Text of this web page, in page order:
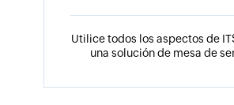
Utilice todos los aspectos de
una solución de mesa de